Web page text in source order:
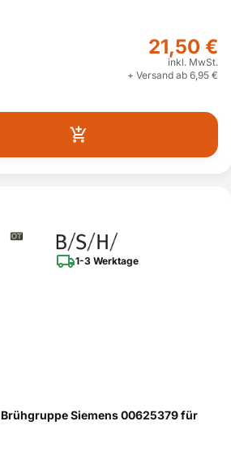
21,50 €
inkl. MwSt.
+ Versand ab 6,95 €
1-3 Werktage
Siemens 00625379 für